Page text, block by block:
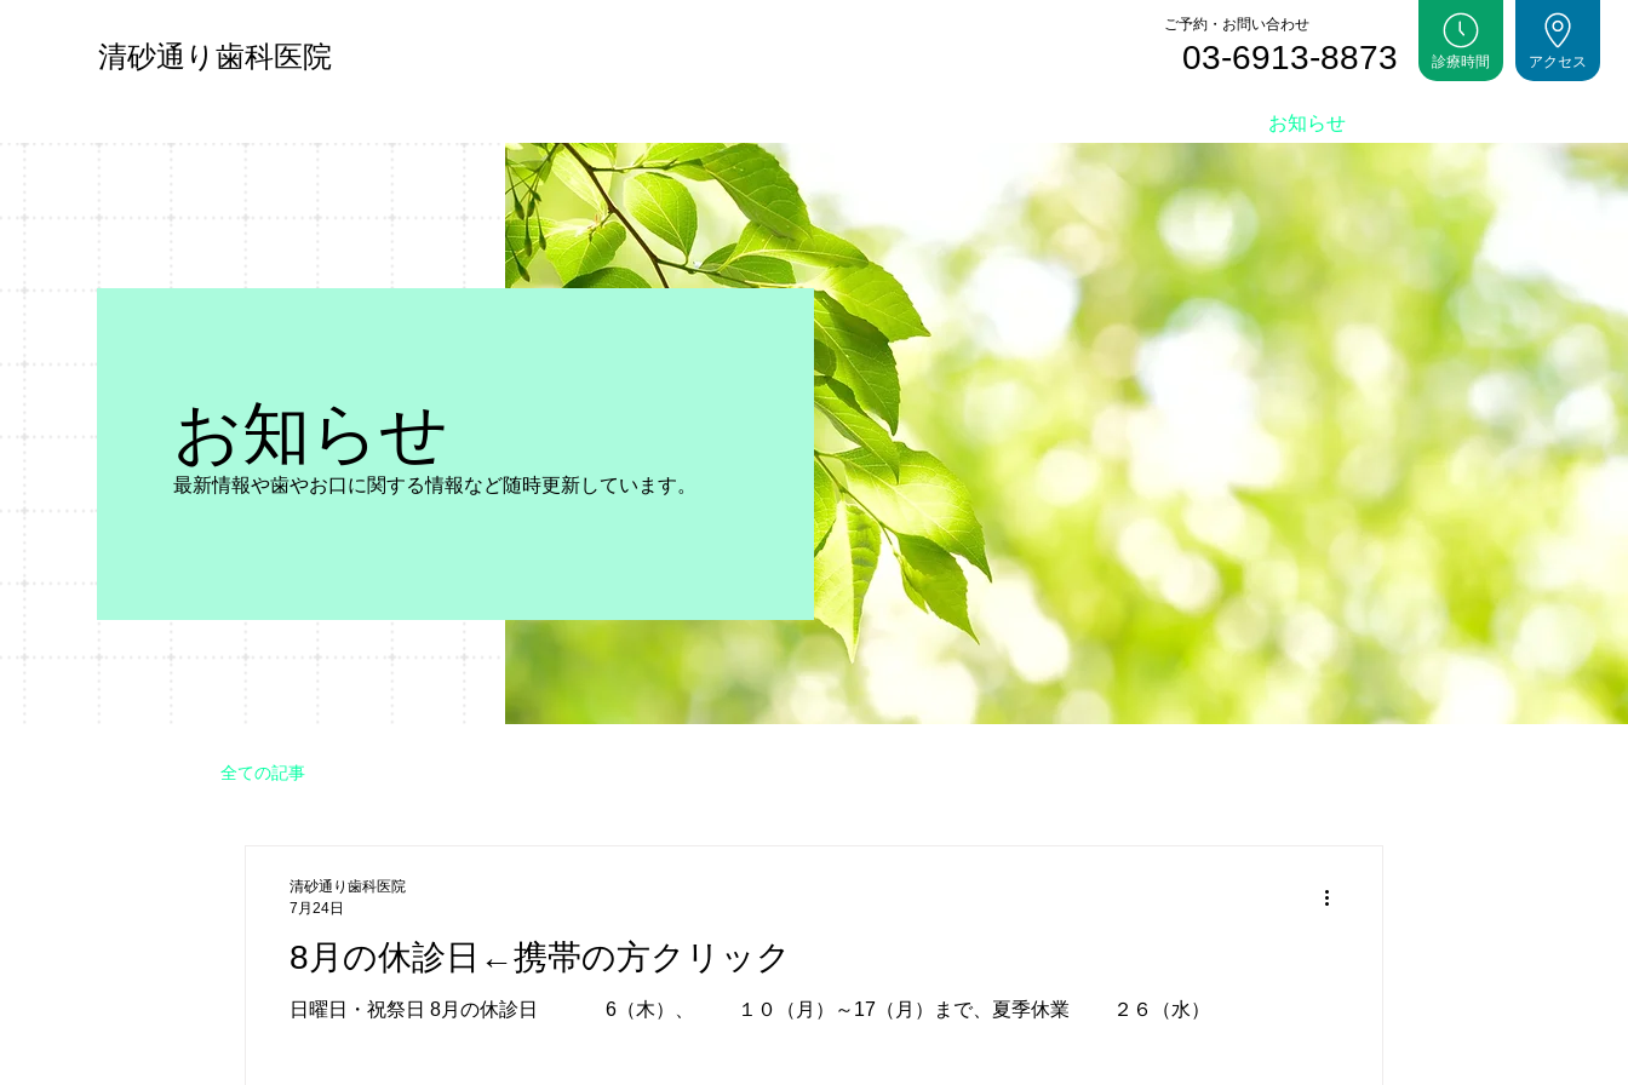
清砂通り歯科医院
ご予約・お問い合わせ
03-6913-8873 診療時間 アクセス
お知らせ
​お知らせ
最新情報や歯やお口に関する情報など随時更新しています。
全ての記事
8月の休診日←携帯の方クリック
日曜日・祝祭日 8月の休診日 6（木）、 １０（月）～17（月）まで、夏季休業 ２６（水）
清砂通り歯科医院
7月24日